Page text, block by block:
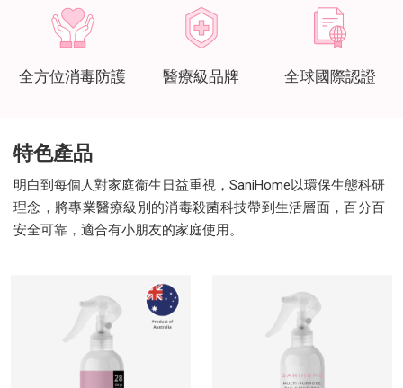
全方位消毒防護 醫療級品牌 全球國際認證
特色產品
明白到每個人對家庭衞生日益重視，SaniHome以環保生態科研
理念，將專業醫療級別的消毒殺菌科技帶到生活層面，百分百
安全可靠，適合有小朋友的家庭使用。